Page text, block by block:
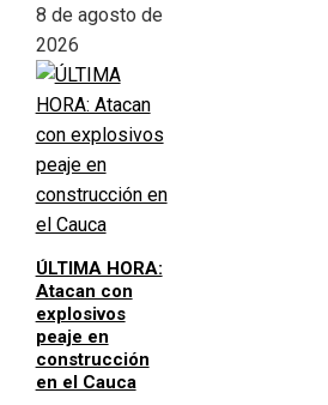
8 de agosto de
2026
ÚLTIMA HORA:
Atacan con
explosivos
peaje en
construcción
en el Cauca